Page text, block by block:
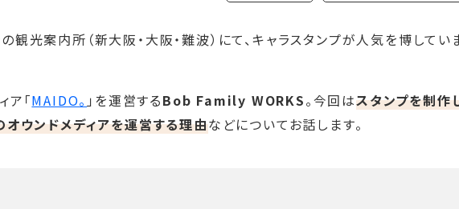
光案内所（新大阪・大阪・難波）にて、キャラスタンプが人気を博してい
ア「MAIDO。 」を運営するBob Family WORKS。今回はスタンプを制作
オウンドメディアを運営する理由などについてお話します。